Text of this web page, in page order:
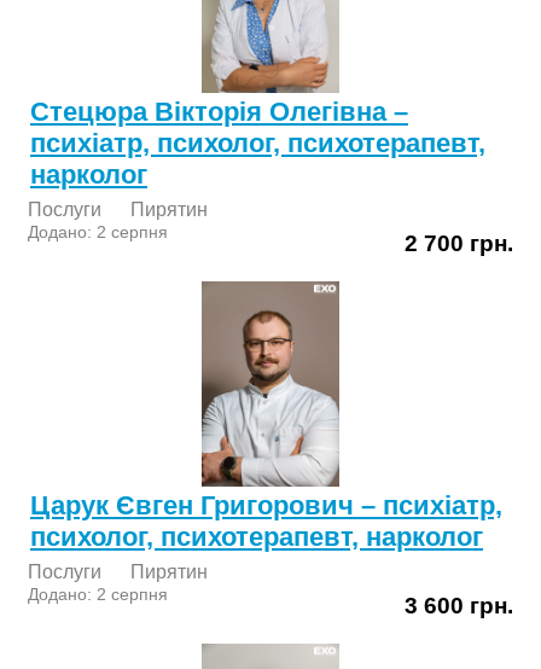
Стецюра Вікторія Олегівна –
психіатр, психолог, психотерапевт,
нарколог
Послуги Пирятин
Додано: 2 серпня 2 700 грн.
Царук Євген Григорович – психіатр,
психолог, психотерапевт, нарколог
Послуги Пирятин
Додано: 2 серпня 3 600 грн.